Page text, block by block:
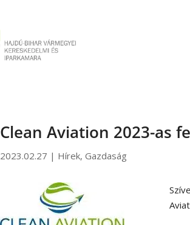
Clean Aviation 2023-as
2023.02.27 | Hírek,Gazdaság